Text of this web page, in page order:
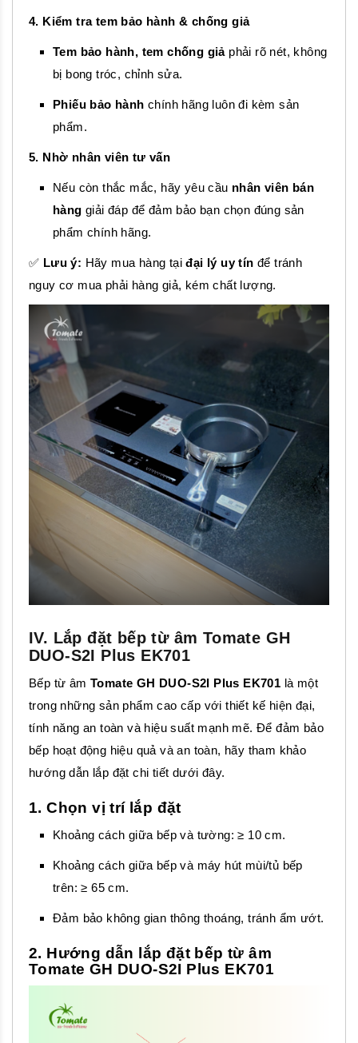
4. Kiểm tra tem bảo hành & chống giả
Tem bảo hành, tem chống giảphải rõ nét, không
bị bong tróc, chỉnh sửa.
Phiếu bảo hành chính hãng luôn đi kèm sản
phẩm.
5. Nhờ nhân viên tư vấn
Nếu còn thắc mắc, hãy yêu cầu nhân viên bán
hàng giải đáp để đảm bảo bạn chọn đúng sản
phẩm chính hãng.
✅ Lưu ý: Hãy mua hàng tạiđại lý uy tín để tránh
nguy cơ mua phải hàng giả, kém chất lượng.
IV. Lắp đặt bếp từ âm Tomate GH
DUO-S2I Plus EK701
Bếp từ âm Tomate GH DUO-S2I Plus EK701 là một
trong những sản phẩm cao cấp với thiết kế hiện đại,
tính năng an toàn và hiệu suất mạnh mẽ. Để đảm bảo
bếp hoạt động hiệu quả và an toàn, hãy tham khảo
hướng dẫn lắp đặt chi tiết dưới đây.
1. Chọn vị trí lắp đặt
Khoảng cách giữa bếp và tường: ≥ 10 cm.
Khoảng cách giữa bếp và máy hút mùi/tủ bếp
trên: ≥ 65 cm.
Đảm bảo không gian thông thoáng, tránh ẩm ướt.
2. Hướng dẫn lắp đặt bếp từ âm
Tomate GH DUO-S2I Plus EK701